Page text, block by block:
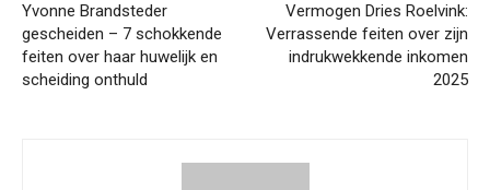
Yvonne Brandsteder
gescheiden – 7 schokkende
feiten over haar huwelijk en
scheiding onthuld
Vermogen Dries Roelvink:
Verrassende feiten over zijn
indrukwekkende inkomen
2025